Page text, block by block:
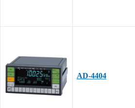
AD-4404